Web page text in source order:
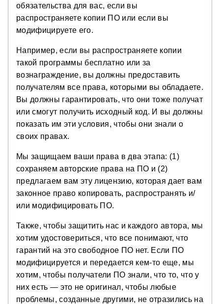
обязательства для вас, если вы
распространяете копии ПО или если вы
модифицируете его.
Например, если вы распространяете копии
такой программы бесплатно или за
вознаграждение, вы должны предоставить
получателям все права, которыми вы обладаете.
Вы должны гарантировать, что они тоже получат
или смогут получить исходный код. И вы должны
показать им эти условия, чтобы они знали о
своих правах.
Мы защищаем ваши права в два этапа: (1)
сохраняем авторские права на ПО и (2)
предлагаем вам эту лицензию, которая дает вам
законное право копировать, распространять и/
или модифицировать ПО.
Также, чтобы защитить нас и каждого автора, мы
хотим удостовериться, что все понимают, что
гарантий на это свободное ПО нет. Если ПО
модифицируется и передается кем-то еще, мы
хотим, чтобы получатели ПО знали, что то, что у
них есть — это не оригинал, чтобы любые
проблемы, созданные другими, не отразились на